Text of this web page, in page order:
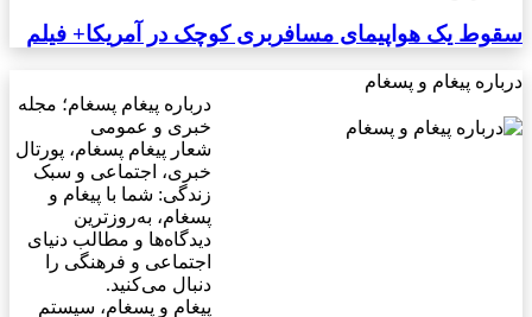
سقوط یک هواپیمای مسافربری کوچک در آمریکا+ فیلم
درباره پیغام و پسغام
درباره پیغام پسغام؛ مجله
خبری و عمومی
شعار پیغام پسغام، پورتال
خبری، اجتماعی و سبک
زندگی: شما با پیغام و
پسغام، به‌روزترین
دیدگاه‌ها و مطالب دنیای
اجتماعی و فرهنگی را
دنبال می‌کنید.
پیغام و پسغام، سیستم